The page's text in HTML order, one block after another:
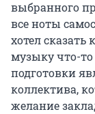
выбранного
все ноты
хотел
музыку что-
подготовки
коллектива,
желание